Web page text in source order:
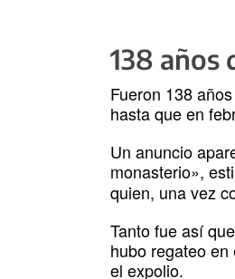
138 años
Fueron 138
hasta que en
Un anuncio
monasterio»,
quien, una vez
Tanto fue así
hubo regateo
el expolio.